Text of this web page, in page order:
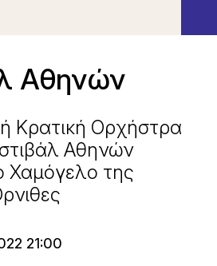
Αθηνών
Κρατική Ορχήστρα
Αθηνών
Χαμόγελο της
21:00